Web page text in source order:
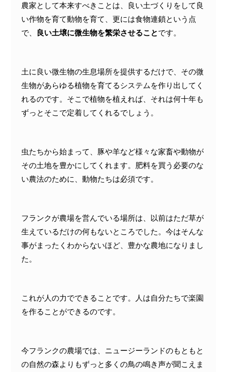
農家として本来すべきことは、良い土づくりをして良
い作物を育て動物を育て、更には食物連鎖という点
で、 良い土壌に微生物を繁栄させることです。
土に良い微生物の生息場所を提供するだけで、その微
生物があらゆる植物を育てるシステムを作り出してく
れるのです。そこで植物を植えれば、それは何十年も
ずっとそこで定着してくれるでしょう。
虫たちから始まって、豚や羊など様々な家畜や動物が
その土地を豊かにしてくれます。肥料を買う必要のな
い農法のために、動物たちは必須です。
フランクが農場を営んでいる場所は、以前はただ草が
生えているだけの何もないところでした。今はそんな
事がまったくわからないほど、豊かな農地になりまし
た。
これが人の力でできることです。人は自分たちで楽園
を作ることができるのです。
今フランクの農場では、ニュージーランドのもともと
の自然の森よりもずっと多くの鳥の鳴き声が聞こえま